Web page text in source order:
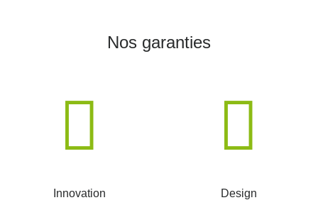
Nos garanties
Innovation Design